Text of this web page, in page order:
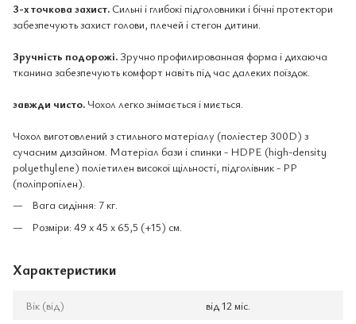
3-х точкова захист. Сильні і глибокі підголовники і бічні протектори
забезпечують захист голови, плечей і стегон дитини.
Зручність подорожі. Зручно профилированная форма і дихаюча
тканина забезпечують комфорт навіть під час далеких поїздок.
завжди чисто. Чохол легко знімається і миється.
Чохол виготовлений з стильного матеріалу (поліестер 300D) з
сучасним дизайном. Матеріал бази і спинки - HDPE (high-density
polyethylene) поліетилен високої щільності, підголівник - PP
(поліпропілен).
Вага сидіння: 7 кг.
Розміри: 49 х 45 х 65,5 (+15) см.
Характеристики
Вік (від)
від 12 міс.